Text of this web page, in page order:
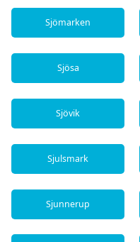
Sjömarken
Sjösa
Sjövik
Sjulsmark
Sjunnerup